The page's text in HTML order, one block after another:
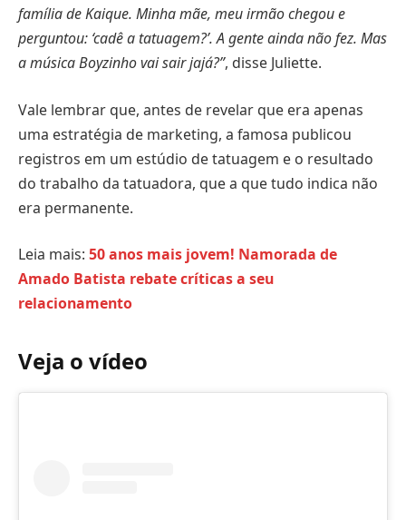
família de Kaique. Minha mãe, meu irmão chegou e
perguntou: ‘cadê a tatuagem?’. A gente ainda não fez. Mas
a música Boyzinho vai sair jajá?”, disse Juliette.
Vale lembrar que, antes de revelar que era apenas
uma estratégia de marketing, a famosa publicou
registros em um estúdio de tatuagem e o resultado
do trabalho da tatuadora, que a que tudo indica não
era permanente.
Leia mais: 50 anos mais jovem! Namorada de
Amado Batista rebate críticas a seu
relacionamento
Veja o vídeo